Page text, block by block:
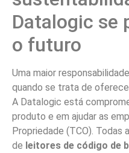
Datalogic se
o futuro
Uma maior
quando se trata de
A Datalogic está
produto e em ajudar as
Propriedade (TCO). Todas
de leitores de código de